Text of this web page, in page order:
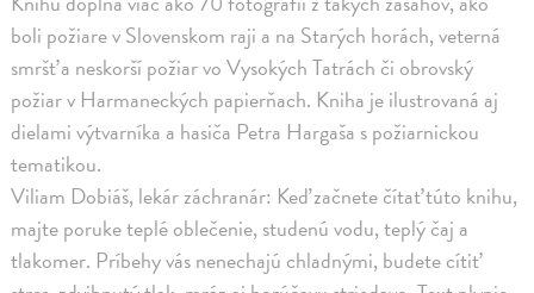
boli požiare v Slovenskom raji a na Starých horách, veterná
smršť a neskorší požiar vo Vysokých Tatrách či obrovský
požiar v Harmaneckých papierňach. Kniha je ilustrovaná aj
dielami výtvarníka a hasiča Petra Hargaša s požiarnickou
tematikou.
Viliam Dobiáš, lekár záchranár: Keď začnete čítať túto knihu,
majte poruke teplé oblečenie, studenú vodu, teplý čaj a
tlakomer. Príbehy vás nenechajú chladnými, budete cítiť